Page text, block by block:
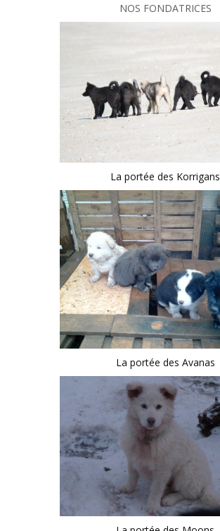
NOS FONDATRICES
La portée des Korrigans
La portée des Avanas